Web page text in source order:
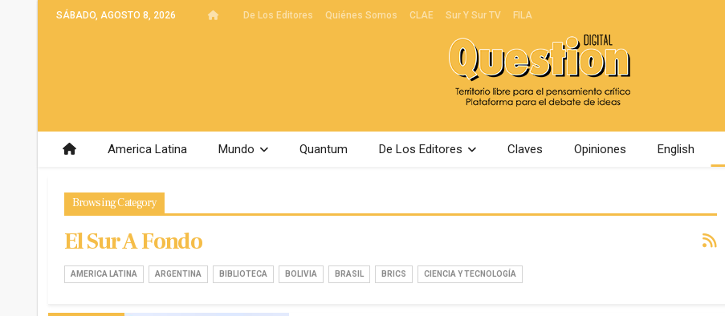
SÁBADO, AGOSTO 8, 2026 De Los Editores Quiénes Somos CLAE Sur Y Sur TV FILA
America Latina Mundo Quantum De Los Editores Claves Opiniones English
Browsing Category
El Sur A Fondo
AMERICA LATINA ARGENTINA BIBLIOTECA BOLIVIA BRASIL BRICS CIENCIA Y TECNOLOGÍA